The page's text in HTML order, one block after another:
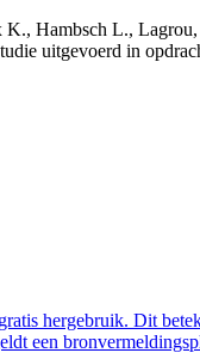
K., Hambsch L.,
uitgevoerd in
hergebruik. Dit
een